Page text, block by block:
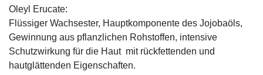
Oleyl Erucate:
Flüssiger Wachsester, Hauptkomponente des Jojobaöls,
Gewinnung aus pflanzlichen Rohstoffen, intensive
Schutzwirkung für die Haut mit rückfettenden und
hautglättenden Eigenschaften.